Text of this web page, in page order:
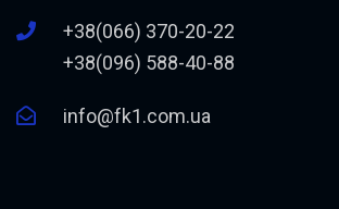
+38(066) 370-20-22
+38(096) 588-40-88
info@fk1.com.ua